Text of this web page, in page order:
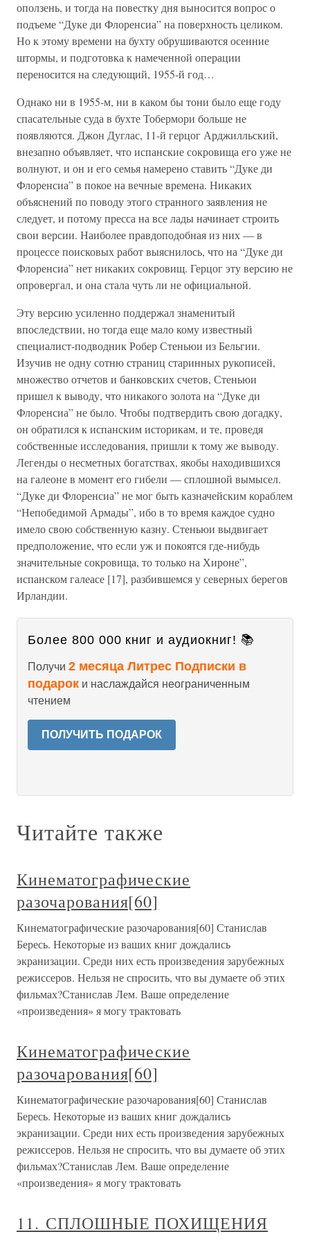
оползень, и тогда на повестку дня выносится вопрос о
подъеме “Дуке ди Флоренсиа” на поверхность целиком.
Но к этому времени на бухту обрушиваются осенние
штормы, и подготовка к намеченной операции
переносится на следующий, 1955-й год…
Однако ни в 1955-м, ни в каком бы тони было еще году
спасательные суда в бухте Тобермори больше не
появляются. Джон Дуглас, 11-й герцог Арджилльский,
внезапно объявляет, что испанские сокровища его уже не
волнуют, и он и его семья намерено ставить “Дуке ди
Флоренсиа” в покое на вечные времена. Никаких
объяснений по поводу этого странного заявления не
следует, и потому пресса на все лады начинает строить
свои версии. Наиболее правдоподобная из них — в
процессе поисковых работ выяснилось, что на “Дуке ди
Флоренсиа” нет никаких сокровищ. Герцог эту версию не
опровергал, и она стала чуть ли не официальной.
Эту версию усиленно поддержал знаменитый
впоследствии, но тогда еще мало кому известный
специалист-подводник Робер Стеньюи из Бельгии.
Изучив не одну сотню страниц старинных рукописей,
множество отчетов и банковских счетов, Стеньюи
пришел к выводу, что никакого золота на “Дуке ди
Флоренсиа” не было. Чтобы подтвердить свою догадку,
он обратился к испанским историкам, и те, проведя
собственные исследования, пришли к тому же выводу.
Легенды о несметных богатствах, якобы находившихся
на галеоне в момент его гибели — сплошной вымысел.
“Дуке ди Флоренсиа” не мог быть казначейским кораблем
“Непобедимой Армады”, ибо в то время каждое судно
имело свою собственную казну. Стеньюи выдвигает
предположение, что если уж и покоятся где-нибудь
значительные сокровища, то только на Хироне”,
испанском галеасе [17], разбившемся у северных берегов
Ирландии.
Более 800 000 книг и аудиокниг! 📚
Получи 2 месяца Литрес Подписки в
подарок и наслаждайся неограниченным
чтением
ПОЛУЧИТЬ ПОДАРОК
Читайте также
Кинематографические
разочарования[60]
Кинематографические разочарования[60] Станислав
Бересь. Некоторые из ваших книг дождались
экранизации. Среди них есть произведения зарубежных
режиссеров. Нельзя не спросить, что вы думаете об этих
фильмах?Станислав Лем. Ваше определение
«произведения» я могу трактовать
Кинематографические
разочарования[60]
Кинематографические разочарования[60] Станислав
Бересь. Некоторые из ваших книг дождались
экранизации. Среди них есть произведения зарубежных
режиссеров. Нельзя не спросить, что вы думаете об этих
фильмах?Станислав Лем. Ваше определение
«произведения» я могу трактовать
11. СПЛОШНЫЕ ПОХИЩЕНИЯ